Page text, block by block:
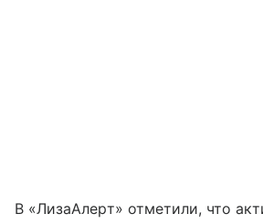
В «ЛизаАлерт» отметили, что